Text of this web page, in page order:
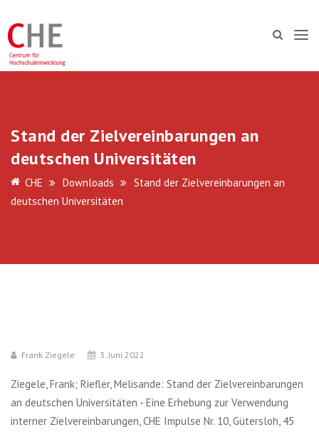
Stand der Zielvereinbarungen an
deutschen Universitäten
CHE Downloads
Stand der Zielvereinbarungen an
deutschen Universitäten
Frank Ziegele 3. Juni 2022
Ziegele, Frank; Riefler, Melisande: Stand der Zielvereinbarungen
an deutschen Universitäten - Eine Erhebung zur Verwendung
interner Zielvereinbarungen, CHE Impulse Nr. 10, Gütersloh, 45